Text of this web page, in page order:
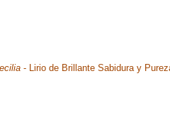
- Lirio de Brillante Sabidura y